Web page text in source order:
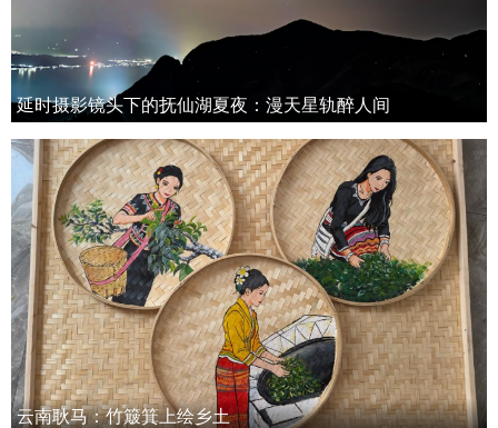
延时摄影镜头下的抚仙湖夏夜：漫天星轨醉人间
云南耿马：竹簸箕上绘乡土